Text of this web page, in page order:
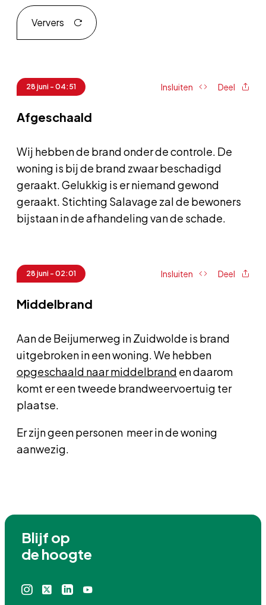
Ververs
28 juni - 04:51 Insluiten Deel
Afgeschaald
Wij hebben de brand onder de controle. De
woning is bij de brand zwaar beschadigd
geraakt. Gelukkig is er niemand gewond
geraakt. Stichting Salavage zal de bewoners
bijstaan in de afhandeling van de schade.
28 juni - 02:01 Insluiten Deel
Middelbrand
Aan de Beijumerweg in Zuidwolde is brand
uitgebroken in een woning. We hebben
opgeschaald naar middelbrand en daarom
komt er een tweede brandweervoertuig ter
plaatse.
Er zijn geen personen meer in de woning
aanwezig.
Blijf op
de hoogte
InstagramLinkedin